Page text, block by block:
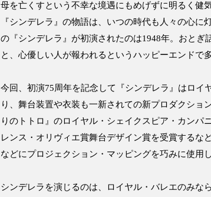
母を亡くすという不幸な境遇にもめげずに明るく健
『シンデレラ』の物語は、いつの時代も人々の心
の『シンデレラ』が初演されたのは1948年。おと
と、心優しい人が報われるというハッピーエンドで
今回、初演75周年を記念して『シンデレラ』はロイ
り、舞台装置や衣装も一新されての新プロダクショ
りのトトロ』のロイヤル・シェイクスピア・カンパ
レンス・オリヴィエ賞舞台デザイン賞を受賞するな
などにプロジェクション・マッピングを巧みに使用
シンデレラを演じるのは、ロイヤル・バレエのみな